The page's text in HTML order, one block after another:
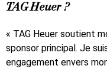
TAG Heuer ?
« TAG Heuer soutient
sponsor principal. Je
engagement envers